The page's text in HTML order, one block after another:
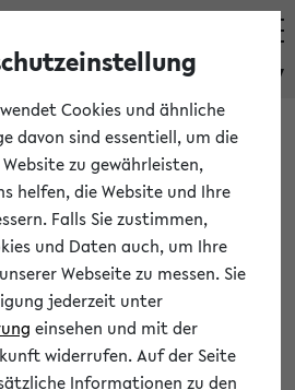
eKVV
Funktion zugreifen, die Ihnen
am System zur Verfügung
Sie sich an:
am eKVV
Cookies und ähnliche
davon sind essentiell, um die
zu gewährleisten,
helfen, die Website und Ihre
Falls Sie zustimmen,
und Daten auch, um Ihre
Webseite zu messen. Sie
jederzeit unter
einsehen und mit der
widerrufen. Auf der Seite
Informationen zu den